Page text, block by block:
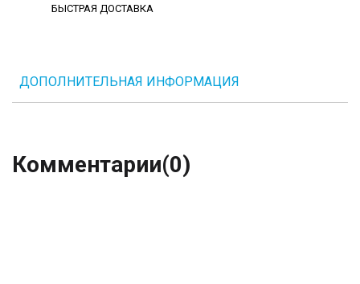
БЫСТРАЯ ДОСТАВКА
ДОПОЛНИТЕЛЬНАЯ ИНФОРМАЦИЯ
Комментарии(0)